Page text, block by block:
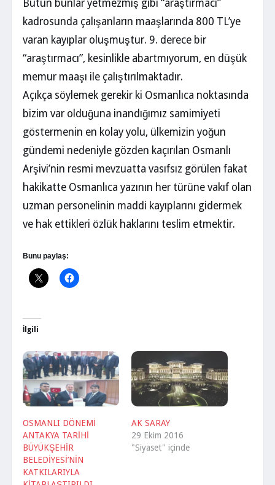
Bütün bunlar yetmezmiş gibi “araştırmacı”
kadrosunda çalışanların maaşlarında 800 TL’ye
varan kayıplar oluşmuştur. 9. derece bir
“araştırmacı”, kesinlikle abartmıyorum, en düşük
memur maaşı ile çalıştırılmaktadır.
Açıkça söylemek gerekir ki Osmanlıca noktasında
bizim var olduğuna inandığımız samimiyeti
göstermenin en kolay yolu, ülkemizin yoğun
gündemi nedeniyle gözden kaçırılan Osmanlı
Arşivi’nin resmi mevzuatta vasıfsız görülen fakat
hakikatte Osmanlıca yazının her türüne vakıf olan
uzman personelinin maddi kayıplarını gidermek
ve hak ettikleri özlük haklarını teslim etmektir.
Bunu paylaş:
İlgili
OSMANLI DÖNEMİ
ANTAKYA TARİHİ
BÜYÜKŞEHİR
BELEDİYESİ’NİN
KATKILARIYLA
AK SARAY
29 Ekim 2016
"Siyaset" içinde